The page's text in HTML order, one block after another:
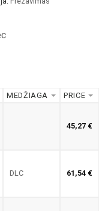
MEDŽIAGA PRICE
45,27 €
DLC 61,54 €